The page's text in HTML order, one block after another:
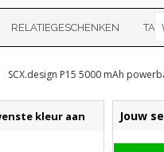
RELATIEGESCHENKEN
SCX.design P15 5000 mAh
kleur aan Jouw